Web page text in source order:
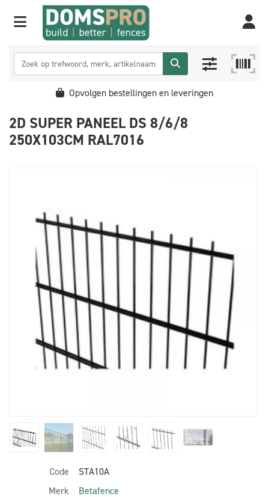
Opvolgen bestellingen en leveringen
2D SUPER PANEEL DS 8/6/8
250X103CM RAL7016
Code
STA10A
Merk
Betafence